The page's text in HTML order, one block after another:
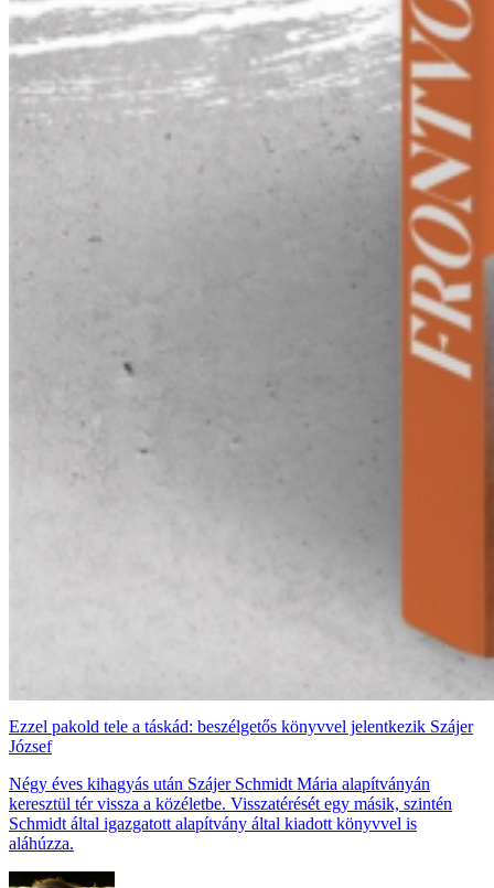
Ezzel pakold tele a táskád: beszélgetős könyvvel jelentkezik Szájer
József
Négy éves kihagyás után Szájer Schmidt Mária alapítványán
keresztül tér vissza a közéletbe. Visszatérését egy másik, szintén
Schmidt által igazgatott alapítvány által kiadott könyvvel is
aláhúzza.